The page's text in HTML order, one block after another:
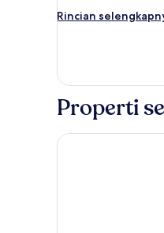
View)
Rincian
Rincian
Double
Superior
(Panoramic
View)
Properti
Cretan Dream